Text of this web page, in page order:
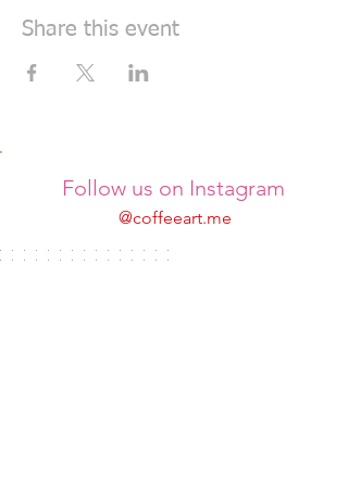
Share this event
Follow us on Instagram
@coffeeart.me